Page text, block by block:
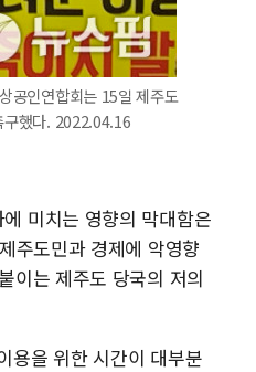
공인연합회는 15일 제주도
구했다. 2022.04.16
미치는 영향의 막대함은
주도민과 경제에 악영향
이는 제주도 당국의 저의
용을 위한 시간이 대부분